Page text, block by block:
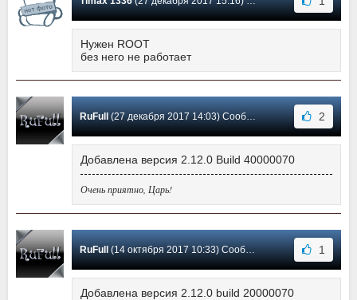
Нужен ROOT
без него не работает
RuFull(27 декабря 2017 14:03) Сообщение #32 2
Добавлена версия 2.12.0 Build 40000070
Очень приятно, Царь!
RuFull(14 октября 2017 10:33) Сообщение #31 1
Добавлена версия 2.12.0 build 20000070